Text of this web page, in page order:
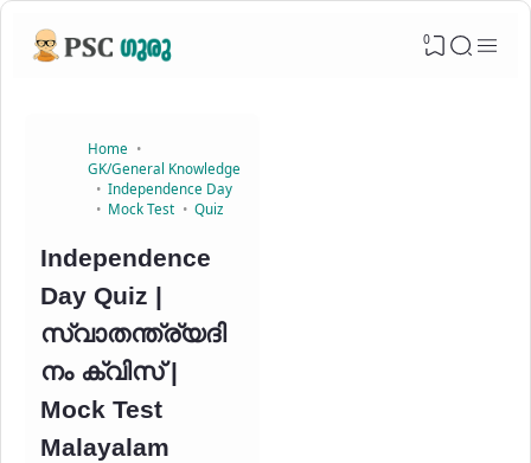
0
Home
GK/General Knowledge
Independence Day
Mock Test
Quiz
Independence
Day Quiz |
സ്വാതന്ത്ര്യദി
നം ക്വിസ് |
Mock Test
Malayalam